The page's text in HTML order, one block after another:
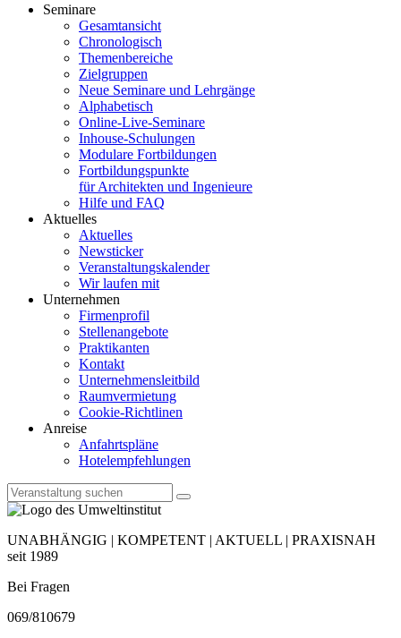
Seminare
Gesamtansicht
Chronologisch
Themenbereiche
Zielgruppen
Neue Seminare und Lehrgänge
Alphabetisch
Online-Live-Seminare
Inhouse-Schulungen
Modulare Fortbildungen
Fortbildungspunkte
für Architekten und Ingenieure
Hilfe und FAQ
Aktuelles
Aktuelles
Newsticker
Veranstaltungskalender
Wir laufen mit
Unternehmen
Firmenprofil
Stellenangebote
Praktikanten
Kontakt
Unternehmensleitbild
Raumvermietung
Cookie-Richtlinen
Anreise
Anfahrtspläne
Hotelempfehlungen
UNABHÄNGIG | KOMPETENT | AKTUELL | PRAXISNAH
seit 1989
Bei Fragen
069/810679